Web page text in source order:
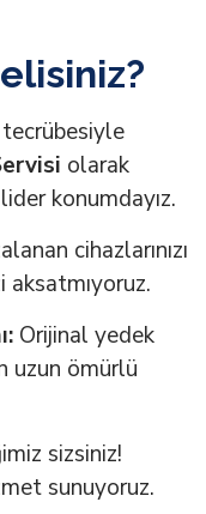
tecrübesiyle
olarak
konumdayız.
cihazlarınızı
aksatmıyoruz.
Orijinal yedek
uzun ömürlü
sizsiniz!
sunuyoruz.